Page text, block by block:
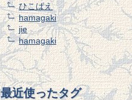
ひこばえ
hamagaki
jie
hamagaki
最近使ったタグ